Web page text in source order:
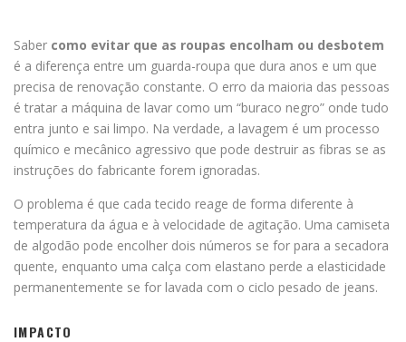
Saber como evitar que as roupas encolham ou desbotem
é a diferença entre um guarda-roupa que dura anos e um que
precisa de renovação constante. O erro da maioria das pessoas
é tratar a máquina de lavar como um “buraco negro” onde tudo
entra junto e sai limpo. Na verdade, a lavagem é um processo
químico e mecânico agressivo que pode destruir as fibras se as
instruções do fabricante forem ignoradas.
O problema é que cada tecido reage de forma diferente à
temperatura da água e à velocidade de agitação. Uma camiseta
de algodão pode encolher dois números se for para a secadora
quente, enquanto uma calça com elastano perde a elasticidade
permanentemente se for lavada com o ciclo pesado de jeans.
IMPACTO